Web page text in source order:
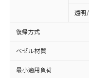
透明
復帰方式
ベゼル材質
最小適用負荷